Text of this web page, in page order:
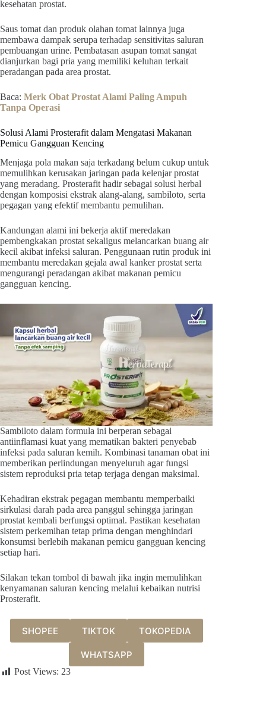
kesehatan prostat.
Saus tomat dan produk olahan tomat lainnya juga
membawa dampak serupa terhadap sensitivitas saluran
pembuangan urine. Pembatasan asupan tomat sangat
dianjurkan bagi pria yang memiliki keluhan terkait
peradangan pada area prostat.
Baca: Merk Obat Prostat Alami Paling Ampuh
Tanpa Operasi
Solusi Alami Prosterafit dalam Mengatasi Makanan
Pemicu Gangguan Kencing
Menjaga pola makan saja terkadang belum cukup untuk
memulihkan kerusakan jaringan pada kelenjar prostat
yang meradang. Prosterafit hadir sebagai solusi herbal
dengan komposisi ekstrak alang-alang, sambiloto, serta
pegagan yang efektif membantu pemulihan.
Kandungan alami ini bekerja aktif meredakan
pembengkakan prostat sekaligus melancarkan buang air
kecil akibat infeksi saluran. Penggunaan rutin produk ini
membantu meredakan gejala awal kanker prostat serta
mengurangi peradangan akibat makanan pemicu
gangguan kencing.
Sambiloto dalam formula ini berperan sebagai
antiinflamasi kuat yang mematikan bakteri penyebab
infeksi pada saluran kemih. Kombinasi tanaman obat ini
memberikan perlindungan menyeluruh agar fungsi
sistem reproduksi pria tetap terjaga dengan maksimal.
Kehadiran ekstrak pegagan membantu memperbaiki
sirkulasi darah pada area panggul sehingga jaringan
prostat kembali berfungsi optimal. Pastikan kesehatan
sistem perkemihan tetap prima dengan menghindari
konsumsi berlebih makanan pemicu gangguan kencing
setiap hari.
Silakan tekan tombol di bawah jika ingin memulihkan
kenyamanan saluran kencing melalui kebaikan nutrisi
Prosterafit.
SHOPEE TIKTOK TOKOPEDIA
WHATSAPP
Post Views: 23